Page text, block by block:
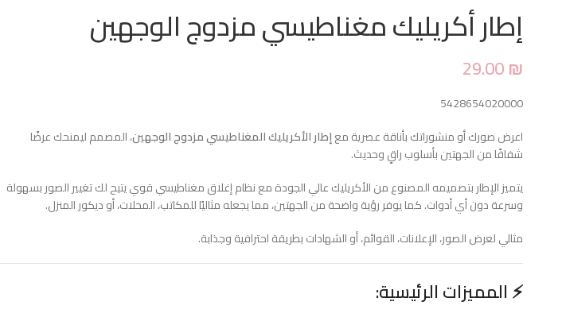
إطار أكريليك مغناطيسي مزدوج الوجهين
29.00₪
5428654020000
اعرض صورك أو منشوراتك بأناقة عصرية معإطار الأكريليك المغناطيسي مزدوج الوجهين، المصمم ليمنحك عرضًا
شفافًا من الجهتين بأسلوب راقٍ وحديث.
يتميز الإطار بتصميمه المصنوع من الأكريليك عالي الجودة مع نظام إغلاق مغناطيسي قوي يتيح لك تغيير الصور بسهولة
وسرعة دون أي أدوات. كما يوفر رؤية واضحة من الجهتين، مما يجعله مثاليًا للمكاتب، المحلات، أو ديكور المنزل.
مثالي لعرض الصور، الإعلانات، القوائم، أو الشهادات بطريقة احترافية وجذابة.
⚡المميزات الرئيسية: